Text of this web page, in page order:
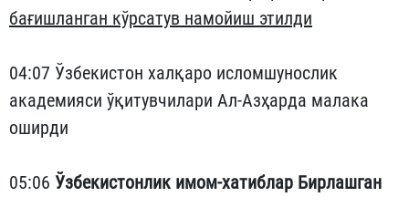
бағишланган кўрсатув намойиш этилди
04:07 Ўзбекистон халқаро исломшунослик
академияси ўқитувчилари Ал-Азҳарда малака
оширди
05:06 Ўзбекистонлик имом-хатиблар Бирлашган